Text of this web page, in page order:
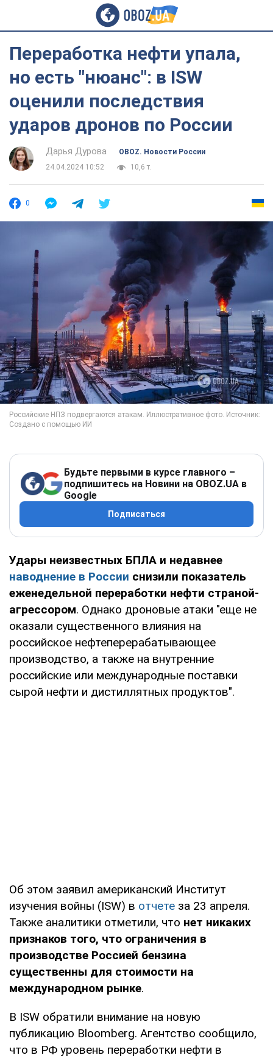
Переработка нефти упала,
но есть "нюанс": в ISW
оценили последствия
ударов дронов по России
Дарья Дурова
OBOZ. Новости России
24.04.2024 10:52
10,6 т.
0
Будьте первыми в курсе главного –
подпишитесь на Новини на OBOZ.UA в
Google
Подписаться
Удары неизвестных БПЛА и недавнее
наводнение в России снизили показатель
еженедельной переработки нефти страной-
агрессором. Однако дроновые атаки "еще не
оказали существенного влияния на
российское нефтеперерабатывающее
производство, а также на внутренние
российские или международные поставки
сырой нефти и дистиллятных продуктов".
Об этом заявил американский Институт
изучения войны (ISW) в отчете за 23 апреля.
Также аналитики отметили, что нет никаких
признаков того, что ограничения в
производстве Россией бензина
существенны для стоимости на
международном рынке.
В ISW обратили внимание на новую
публикацию Bloomberg. Агентство сообщило,
что в РФ уровень переработки нефти в